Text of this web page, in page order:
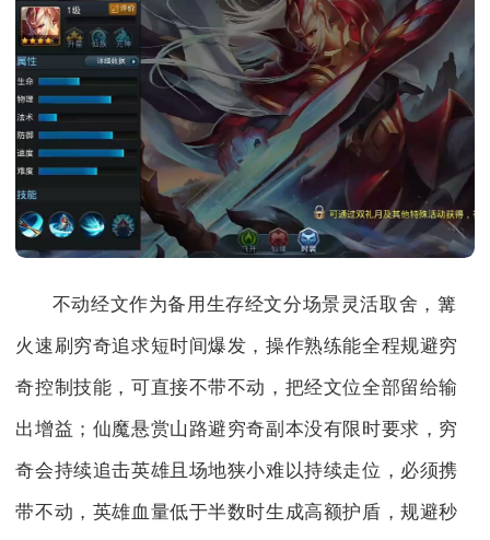
不动经文作为备用生存经文分场景灵活取舍，篝
火速刷穷奇追求短时间爆发，操作熟练能全程规避穷
奇控制技能，可直接不带不动，把经文位全部留给输
出增益；仙魔悬赏山路避穷奇副本没有限时要求，穷
奇会持续追击英雄且场地狭小难以持续走位，必须携
带不动，英雄血量低于半数时生成高额护盾，规避秒